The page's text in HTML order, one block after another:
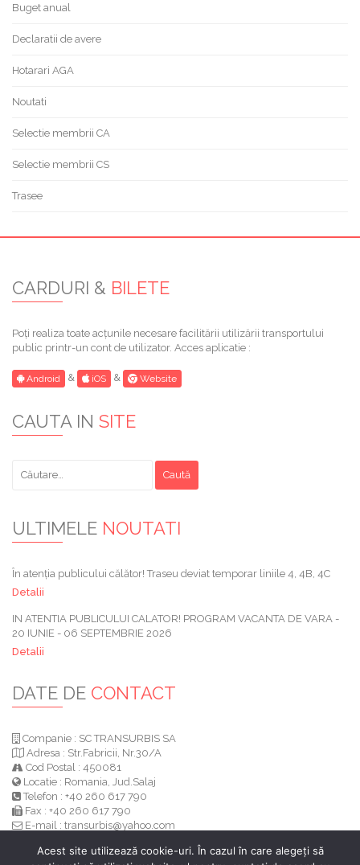
Buget anual
Declaratii de avere
Hotarari AGA
Noutati
Selectie membrii CA
Selectie membrii CS
Trasee
CARDURI & BILETE
Poți realiza toate acțunile necesare facilitării utilizării transportului
public printr-un cont de utilizator. Acces aplicatie :
Android & iOS & Website
CAUTA IN SITE
după:
ULTIMELE NOUTATI
În atenția publicului călător! Traseu deviat temporar liniile 4, 4B, 4C
Detalii
IN ATENTIA PUBLICULUI CALATOR! PROGRAM VACANTA DE VARA -
20 IUNIE - 06 SEPTEMBRIE 2026
Detalii
DATE DE CONTACT
Companie : SC TRANSURBIS SA
Adresa : Str.Fabricii, Nr.30/A
Cod Postal : 450081
Locatie : Romania, Jud.Salaj
Telefon : +40 260 617 790
Fax : +40 260 617 790
E-mail : transurbis@yahoo.com
Acest site utilizează cookie-uri. În cazul în care alegeți să